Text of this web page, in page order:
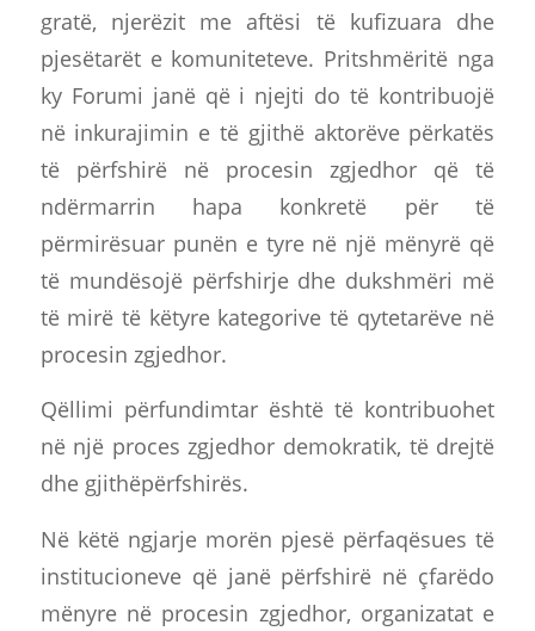
gratë, njerëzit me aftësi të kufizuara dhe
pjesëtarët e komuniteteve. Pritshmëritë nga
ky Forumi janë që i njejti do të kontribuojë
në inkurajimin e të gjithë aktorëve përkatës
të përfshirë në procesin zgjedhor që të
ndërmarrin hapa konkretë për të
përmirësuar punën e tyre në një mënyrë që
të mundësojë përfshirje dhe dukshmëri më
të mirë të këtyre kategorive të qytetarëve në
procesin zgjedhor.
Qëllimi përfundimtar është të kontribuohet
në një proces zgjedhor demokratik, të drejtë
dhe gjithëpërfshirës.
Në këtë ngjarje morën pjesë përfaqësues të
institucioneve që janë përfshirë në çfarëdo
mënyre në procesin zgjedhor, organizatat e